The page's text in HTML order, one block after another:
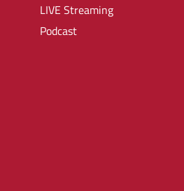
LIVE Streaming
Podcast